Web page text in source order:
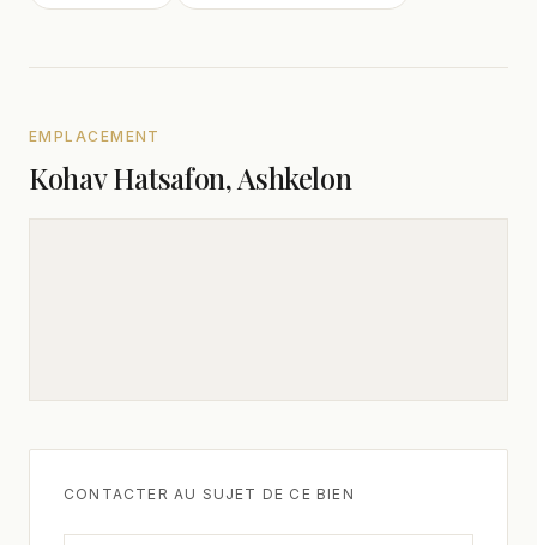
EMPLACEMENT
Kohav Hatsafon, Ashkelon
CONTACTER AU SUJET DE CE BIEN